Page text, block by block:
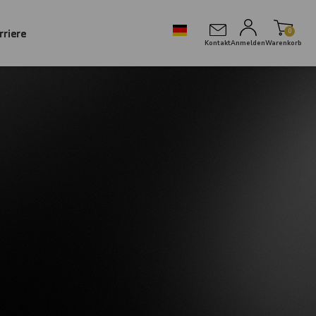
KontaktAnmelden
0
Warenkorb